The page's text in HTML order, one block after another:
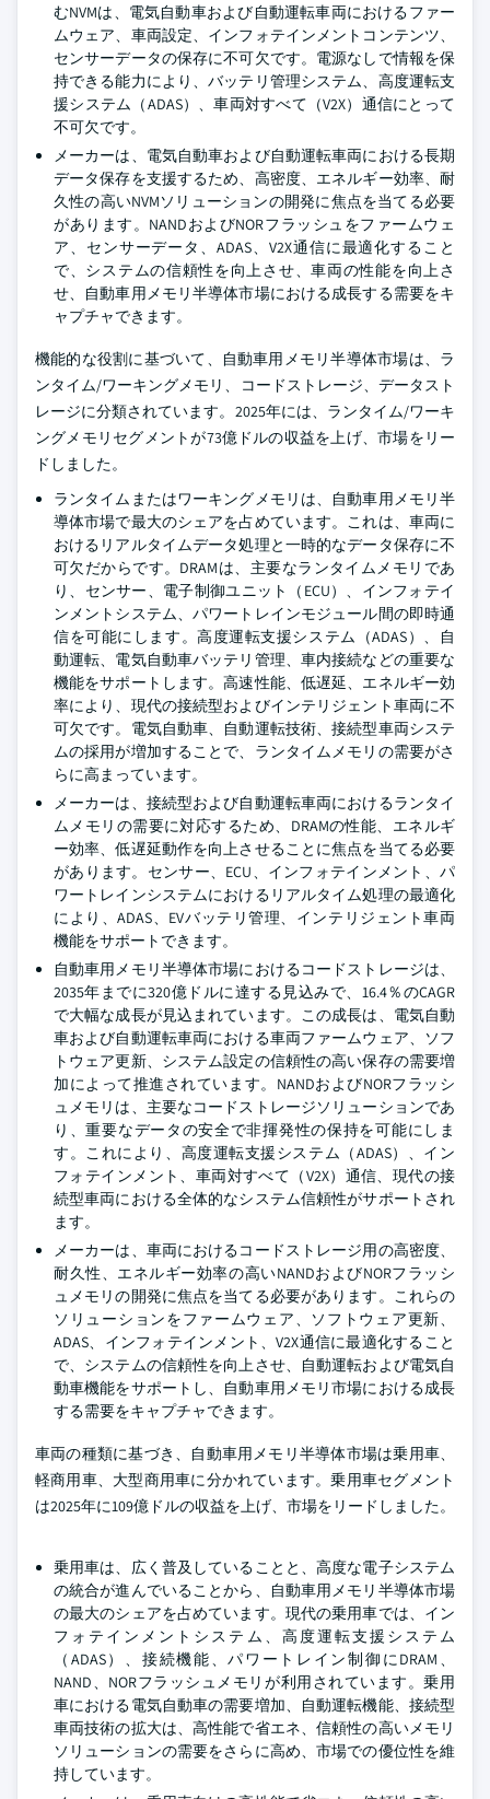
むNVMは、電気自動車および自動運転車両におけるファー
ムウェア、車両設定、インフォテインメントコンテンツ、
センサーデータの保存に不可欠です。電源なしで情報を保
持できる能力により、バッテリ管理システム、高度運転支
援システム（ADAS）、車両対すべて（V2X）通信にとって
不可欠です。
メーカーは、電気自動車および自動運転車両における長期
データ保存を支援するため、高密度、エネルギー効率、耐
久性の高いNVMソリューションの開発に焦点を当てる必要
があります。NANDおよびNORフラッシュをファームウェ
ア、センサーデータ、ADAS、V2X通信に最適化すること
で、システムの信頼性を向上させ、車両の性能を向上さ
せ、自動車用メモリ半導体市場における成長する需要をキ
ャプチャできます。
機能的な役割に基づいて、自動車用メモリ半導体市場は、ラ
ンタイム/ワーキングメモリ、コードストレージ、データスト
レージに分類されています。2025年には、ランタイム/ワーキ
ングメモリセグメントが73億ドルの収益を上げ、市場をリー
ドしました。
ランタイムまたはワーキングメモリは、自動車用メモリ半
導体市場で最大のシェアを占めています。これは、車両に
おけるリアルタイムデータ処理と一時的なデータ保存に不
可欠だからです。DRAMは、主要なランタイムメモリであ
り、センサー、電子制御ユニット（ECU）、インフォテイ
ンメントシステム、パワートレインモジュール間の即時通
信を可能にします。高度運転支援システム（ADAS）、自
動運転、電気自動車バッテリ管理、車内接続などの重要な
機能をサポートします。高速性能、低遅延、エネルギー効
率により、現代の接続型およびインテリジェント車両に不
可欠です。電気自動車、自動運転技術、接続型車両システ
ムの採用が増加することで、ランタイムメモリの需要がさ
らに高まっています。
メーカーは、接続型および自動運転車両におけるランタイ
ムメモリの需要に対応するため、DRAMの性能、エネルギ
ー効率、低遅延動作を向上させることに焦点を当てる必要
があります。センサー、ECU、インフォテインメント、パ
ワートレインシステムにおけるリアルタイム処理の最適化
により、ADAS、EVバッテリ管理、インテリジェント車両
機能をサポートできます。
自動車用メモリ半導体市場におけるコードストレージは、
2035年までに320億ドルに達する見込みで、16.4％のCAGR
で大幅な成長が見込まれています。この成長は、電気自動
車および自動運転車両における車両ファームウェア、ソフ
トウェア更新、システム設定の信頼性の高い保存の需要増
加によって推進されています。NANDおよびNORフラッシ
ュメモリは、主要なコードストレージソリューションであ
り、重要なデータの安全で非揮発性の保持を可能にしま
す。これにより、高度運転支援システム（ADAS）、イン
フォテインメント、車両対すべて（V2X）通信、現代の接
続型車両における全体的なシステム信頼性がサポートされ
ます。
メーカーは、車両におけるコードストレージ用の高密度、
耐久性、エネルギー効率の高いNANDおよびNORフラッシ
ュメモリの開発に焦点を当てる必要があります。これらの
ソリューションをファームウェア、ソフトウェア更新、
ADAS、インフォテインメント、V2X通信に最適化すること
で、システムの信頼性を向上させ、自動運転および電気自
動車機能をサポートし、自動車用メモリ市場における成長
する需要をキャプチャできます。
車両の種類に基づき、自動車用メモリ半導体市場は乗用車、
軽商用車、大型商用車に分かれています。乗用車セグメント
は2025年に109億ドルの収益を上げ、市場をリードしました。
乗用車は、広く普及していることと、高度な電子システム
の統合が進んでいることから、自動車用メモリ半導体市場
の最大のシェアを占めています。現代の乗用車では、イン
フォテインメントシステム、高度運転支援システム
（ADAS）、接続機能、パワートレイン制御にDRAM、
NAND、NORフラッシュメモリが利用されています。乗用
車における電気自動車の需要増加、自動運転機能、接続型
車両技術の拡大は、高性能で省エネ、信頼性の高いメモリ
ソリューションの需要をさらに高め、市場での優位性を維
持しています。